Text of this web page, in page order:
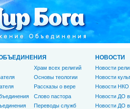
Храм всех религий
Основы теологии
Рассказы о вере
Слово пастора
Переводы служб
НОВОСТИ
Новости
Новости
Новости НКО
Новости ДО
Новости ДО